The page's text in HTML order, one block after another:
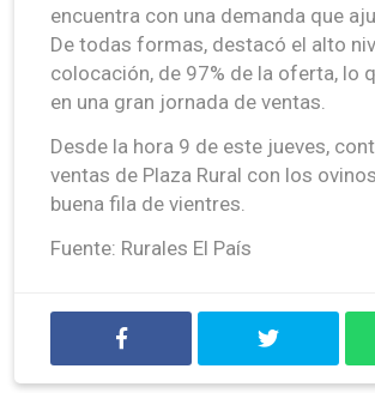
encuentra con una demanda que
De todas formas, destacó el alto
colocación, de 97% de la oferta, lo
en una gran jornada de ventas.
Desde la hora 9 de este jueves,
ventas de Plaza Rural con los
buena fila de vientres.
Fuente: Rurales El País